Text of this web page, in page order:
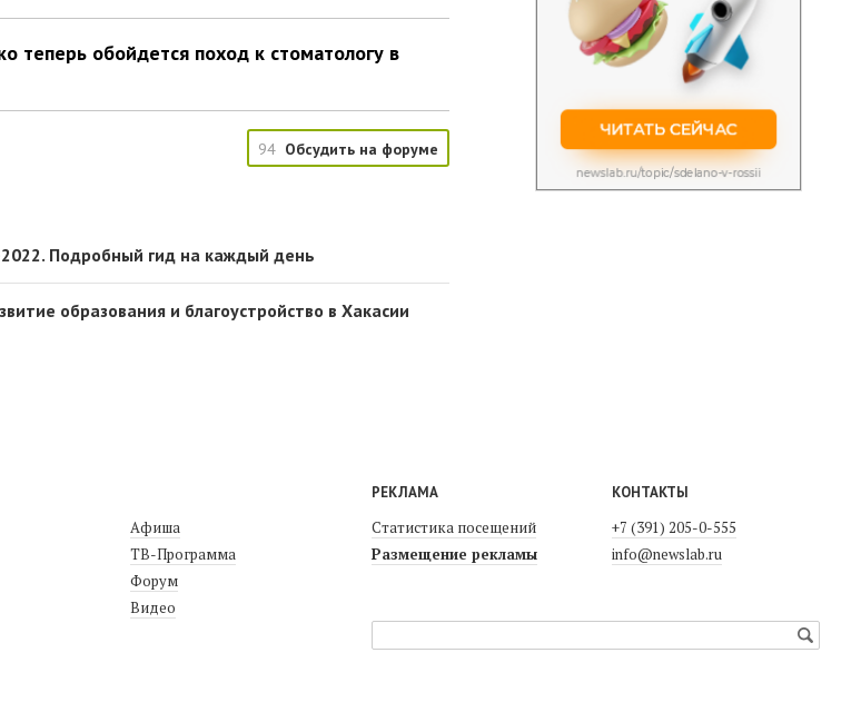
теперь обойдется поход к стоматологу в
94 Обсудить на форуме
Подробный гид на каждый день
образования и благоустройство в Хакасии
Афиша
ТВ-Программа
Форум
Видео
РЕКЛАМА
Статистика посещений
Размещение рекламы
КОНТАКТЫ
+7 (391) 205-0-555
info@newslab.ru